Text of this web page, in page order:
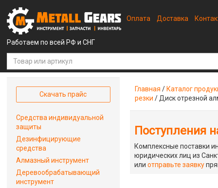
Работаем по всей РФ и СНГ
Оплата Доставка
Главная / Каталог
резки / Диск отрезной
Поступления
Комплексные поставки
юридических лиц из
илиотправьте заявку
Скачать прайс
Средства индивидуальной
защиты
Дезинфицирующие
средства
Алмазный инструмент
Деревообрабатывающий
инструмент